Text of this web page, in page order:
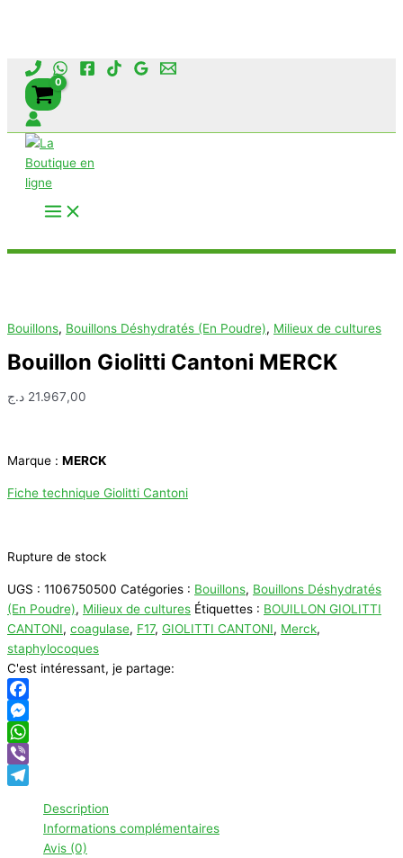
Aller
contenu
Bouillons, Bouillons Déshydratés (En Poudre), Milieux de cultures
Bouillon Giolitti Cantoni MERCK
21.967,00 د.ج
Marque : MERCK
Fiche technique Giolitti Cantoni
Rupture de stock
UGS : 1106750500 Catégories : Bouillons, Bouillons Déshydratés
(En Poudre), Milieux de cultures Étiquettes : BOUILLON GIOLITTI
CANTONI, coagulase, F17, GIOLITTI CANTONI, Merck,
staphylocoques
C'est intéressant, je partage:
Facebook
Messenger
WhatsApp
Viber
Description
Informations complémentaires
Avis (0)